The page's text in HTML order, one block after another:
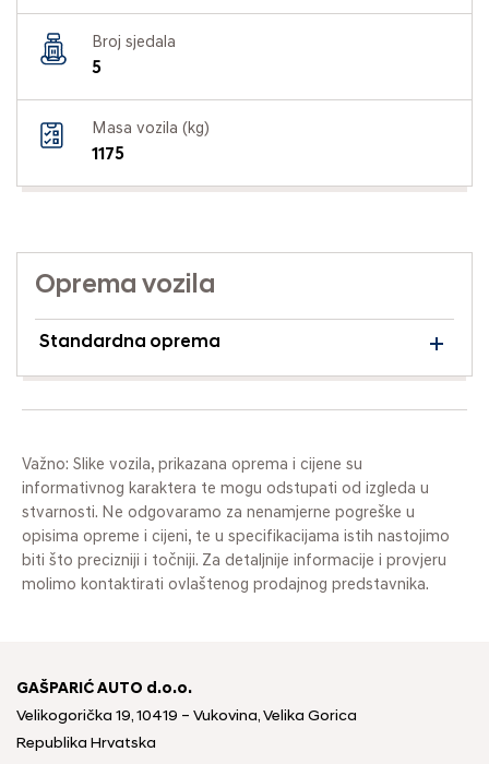
Broj sjedala
5
Masa vozila (kg)
1175
Oprema vozila
Standardna oprema
Važno: Slike vozila, prikazana oprema i cijene su
informativnog karaktera te mogu odstupati od izgleda u
stvarnosti. Ne odgovaramo za nenamjerne pogreške u
opisima opreme i cijeni, te u specifikacijama istih nastojimo
biti što precizniji i točniji. Za detaljnije informacije i provjeru
molimo kontaktirati ovlaštenog prodajnog predstavnika.
GAŠPARIĆ AUTO d.o.o.
Velikogorička 19, 10419 – Vukovina, Velika Gorica
Republika Hrvatska